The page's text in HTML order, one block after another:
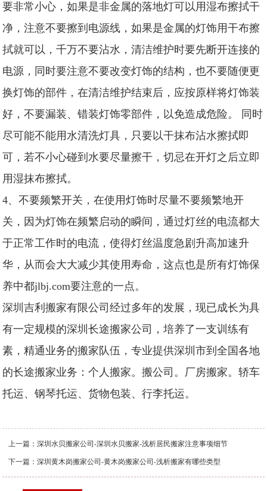
要非常小心，如果是非金属的落地灯可以用湿布擦拭干
净，注意不要擦到电源线，如果是金属的灯饰用干布擦
拭就可以，千万不要沾水，清洁维护时要先断开连接的
电源，同时要注意不要改变灯饰的结构，也不要随便更
换灯饰的部件，在清洁维护结束后，应按原样将灯饰装
好，不要漏装、错装灯饰零部件，以免造成危险。 同时
尽可能不能用水清洗灯具，只要以干抹布沾水擦拭即
可，若不小心碰到水要尽量擦干，切忌在开灯之后立即
用湿抹布擦拭。
4、不要频繁开关，在使用灯饰时尽量不要频繁地开
关，因为灯饰在频繁启动的瞬间，通过灯丝的电流都大
于正常工作时的电流，使得灯丝温度急剧升高加速升
华，从而会大大减少其使用寿命，这点也是所有灯饰保
养中都jlbj.com要注意的一点。
深圳吉利搬家有限公司经过多年的发展，现已成长为具
有一定规模的深圳长途搬家公司，培养了一支训练有
素，精通业务的搬家队伍，专业提供深圳市到全国各地
的长途搬家业务：个人搬家。搬公司。厂房搬家。轿车
托运、钢琴托运、货物包装、行李托运。
上一篇：深圳水贝搬家公司-深圳水贝搬家-浅析居民搬家注意事项细节
下一篇：深圳黄木岗搬家公司-黄木岗搬家公司-浅析搬家有哪些类型